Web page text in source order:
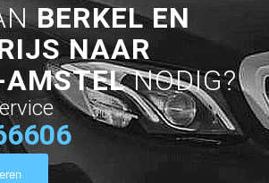
BERKEL EN
NAAR
AMSTELNODIG?